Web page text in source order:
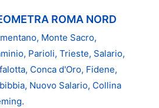
ROMA NORD
Monte Sacro,
Parioli, Trieste, Salario,
Conca d'Oro, Fidene,
Nuovo Salario, Collina